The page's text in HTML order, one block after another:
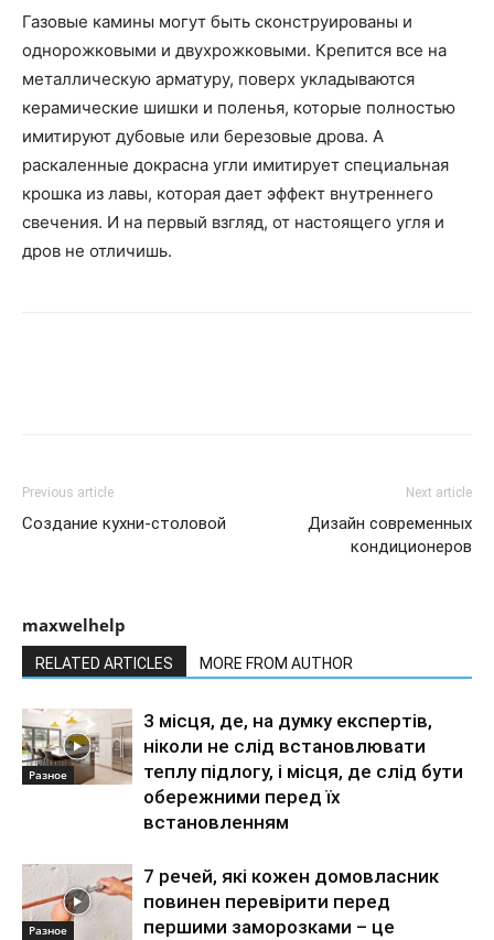
Газовые камины могут быть сконструированы и
однорожковыми и двухрожковыми. Крепится все на
металлическую арматуру, поверх укладываются
керамические шишки и поленья, которые полностью
имитируют дубовые или березовые дрова. А
раскаленные докрасна угли имитирует специальная
крошка из лавы, которая дает эффект внутреннего
свечения. И на первый взгляд, от настоящего угля и
дров не отличишь.
Previous article
Создание кухни-столовой
Next article
Дизайн современных
кондиционеров
maxwelhelp
RELATED ARTICLES MORE FROM AUTHOR
Разное
3 місця, де, на думку експертів,
ніколи не слід встановлювати
теплу підлогу, і місця, де слід бути
обережними перед їх
встановленням
Разное
7 речей, які кожен домовласник
повинен перевірити перед
першими заморозками – це